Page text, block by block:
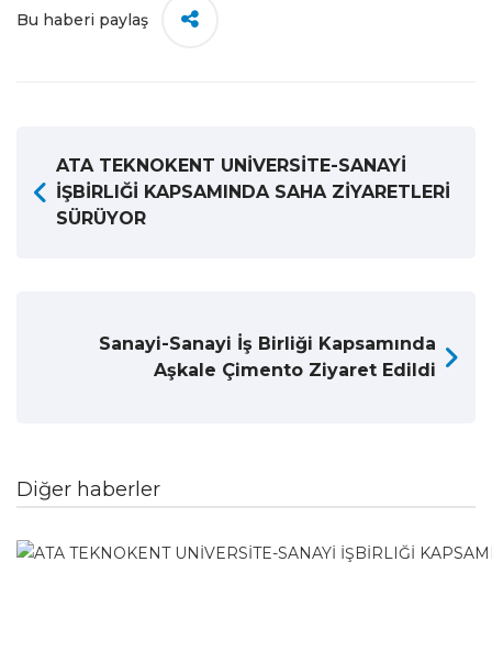
Bu haberi paylaş
ATA TEKNOKENT UNİVERSİTE-SANAYİ
İŞBİRLIĞİ KAPSAMINDA SAHA ZİYARETLERİ
SÜRÜYOR
Sanayi-Sanayi İş Birliği Kapsamında
Aşkale Çimento Ziyaret Edildi
Diğer haberler